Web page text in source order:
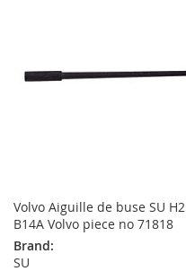
Volvo Aiguille de buse SU H2
B14A Volvo piece no 71818
Brand:
SU